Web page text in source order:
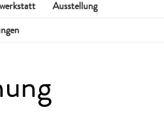
Ausstellung